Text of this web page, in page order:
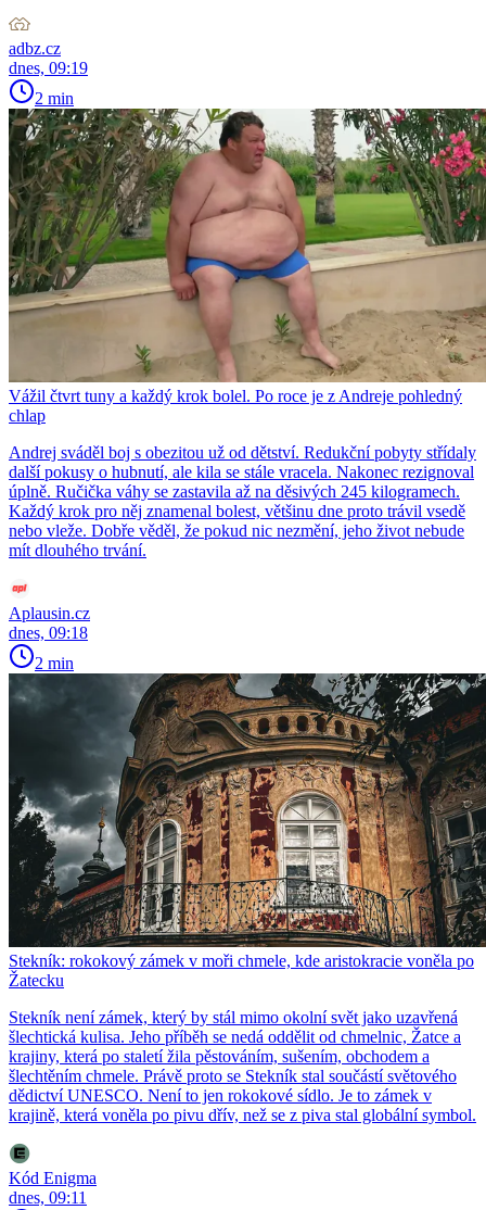
adbz.cz
dnes, 09:19
2 min
Vážil čtvrt tuny a každý krok bolel. Po roce je z Andreje pohledný
chlap
Andrej sváděl boj s obezitou už od dětství. Redukční pobyty střídaly
další pokusy o hubnutí, ale kila se stále vracela. Nakonec rezignoval
úplně. Ručička váhy se zastavila až na děsivých 245 kilogramech.
Každý krok pro něj znamenal bolest, většinu dne proto trávil vsedě
nebo vleže. Dobře věděl, že pokud nic nezmění, jeho život nebude
mít dlouhého trvání.
Aplausin.cz
dnes, 09:18
2 min
Stekník: rokokový zámek v moři chmele, kde aristokracie voněla po
Žatecku
Stekník není zámek, který by stál mimo okolní svět jako uzavřená
šlechtická kulisa. Jeho příběh se nedá oddělit od chmelnic, Žatce a
krajiny, která po staletí žila pěstováním, sušením, obchodem a
šlechtěním chmele. Právě proto se Stekník stal součástí světového
dědictví UNESCO. Není to jen rokokové sídlo. Je to zámek v
krajině, která voněla po pivu dřív, než se z piva stal globální symbol.
Kód Enigma
dnes, 09:11